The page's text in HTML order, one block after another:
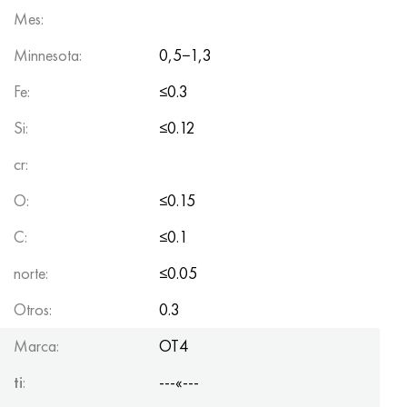
Mes:
Minnesota:
0,5−1,3
Fe:
≤0.3
Si:
≤0.12
cr:
O:
≤0.15
C:
≤0.1
norte:
≤0.05
Otros:
0.3
Marca:
OT4
ti: ---«---